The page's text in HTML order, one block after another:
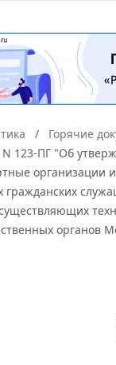
Горячие
N 123-ПГ "Об
организации
гражданских
органов